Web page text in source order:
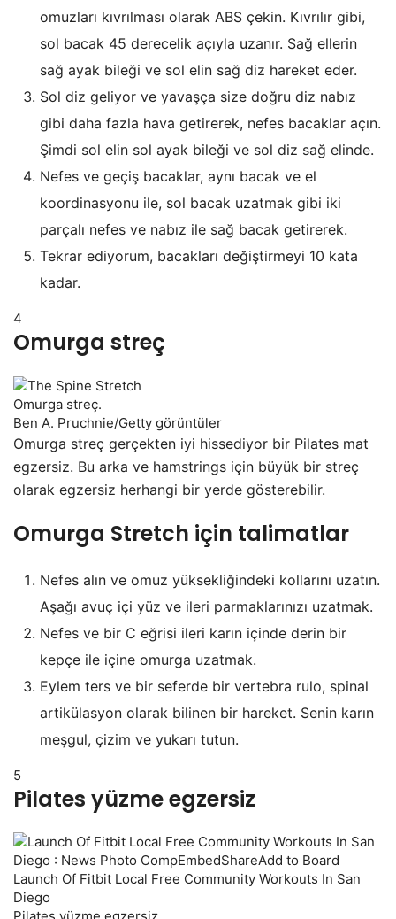
omuzları kıvrılması olarak ABS çekin. Kıvrılır gibi,
sol bacak 45 derecelik açıyla uzanır. Sağ ellerin
sağ ayak bileği ve sol elin sağ diz hareket eder.
Sol diz geliyor ve yavaşça size doğru diz nabız
gibi daha fazla hava getirerek, nefes bacaklar açın.
Şimdi sol elin sol ayak bileği ve sol diz sağ elinde.
Nefes ve geçiş bacaklar, aynı bacak ve el
koordinasyonu ile, sol bacak uzatmak gibi iki
parçalı nefes ve nabız ile sağ bacak getirerek.
Tekrar ediyorum, bacakları değiştirmeyi 10 kata
kadar.
4
Omurga streç
Omurga streç.
Ben A. Pruchnie/Getty görüntüler
Omurga streç gerçekten iyi hissediyor bir Pilates mat
egzersiz. Bu arka ve hamstrings için büyük bir streç
olarak egzersiz herhangi bir yerde gösterebilir.
Omurga Stretch için talimatlar
Nefes alın ve omuz yüksekliğindeki kollarını uzatın.
Aşağı avuç içi yüz ve ileri parmaklarınızı uzatmak.
Nefes ve bir C eğrisi ileri karın içinde derin bir
kepçe ile içine omurga uzatmak.
Eylem ters ve bir seferde bir vertebra rulo, spinal
artikülasyon olarak bilinen bir hareket. Senin karın
meşgul, çizim ve yukarı tutun.
5
Pilates yüzme egzersiz